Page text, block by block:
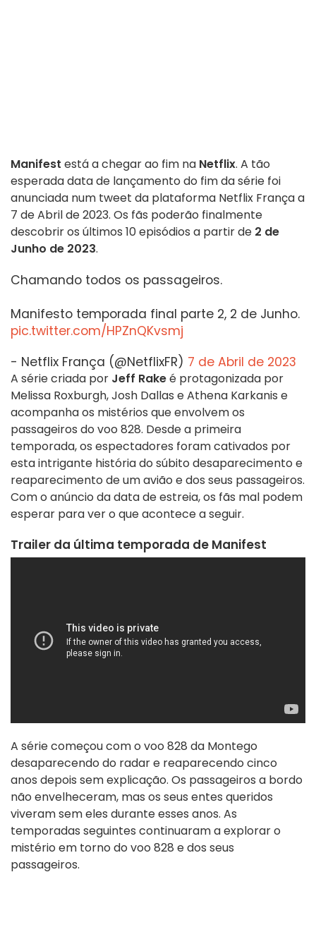
Manifest está a chegar ao fim na Netflix. A tão
esperada data de lançamento do fim da série foi
anunciada num tweet da plataforma Netflix França a
7 de Abril de 2023. Os fãs poderão finalmente
descobrir os últimos 10 episódios a partir de 2 de
Junho de 2023.
Chamando todos os passageiros.
Manifesto temporada final parte 2, 2 de Junho.
pic.twitter.com/HPZnQKvsmj
- Netflix França (@NetflixFR) 7 de Abril de 2023
A série criada por Jeff Rakeé protagonizada por
Melissa Roxburgh, Josh Dallas e Athena Karkanis e
acompanha os mistérios que envolvem os
passageiros do voo 828. Desde a primeira
temporada, os espectadores foram cativados por
esta intrigante história do súbito desaparecimento e
reaparecimento de um avião e dos seus passageiros.
Com o anúncio da data de estreia, os fãs mal podem
esperar para ver o que acontece a seguir.
Trailer da última temporada de Manifest
A série começou com o voo 828 da Montego
desaparecendo do radar e reaparecendo cinco
anos depois sem explicação. Os passageiros a bordo
não envelheceram, mas os seus entes queridos
viveram sem eles durante esses anos. As
temporadas seguintes continuaram a explorar o
mistério em torno do voo 828 e dos seus
passageiros.